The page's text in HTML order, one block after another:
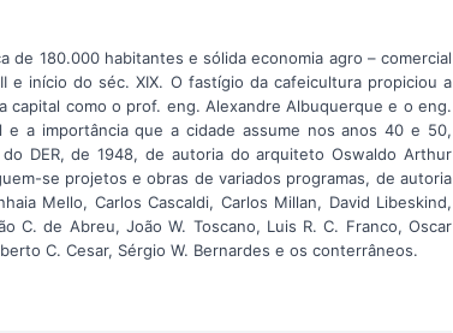
de 180.000 habitantes e sólida economia agro – comercial
início do séc. XIX. O fastígio da cafeicultura propiciou a
capital como o prof. eng. Alexandre Albuquerque e o eng.
e a importância que a cidade assume nos anos 40 e 50,
DER, de 1948, de autoria do arquiteto Oswaldo Arthur
se projetos e obras de variados programas, de autoria
Mello, Carlos Cascaldi, Carlos Millan, David Libeskind,
C. de Abreu, João W. Toscano, Luis R. C. Franco, Oscar
C. Cesar, Sérgio W. Bernardes e os conterrâneos.